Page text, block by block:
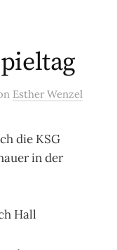
Esther Wenzel
die KSG
in der
Hall